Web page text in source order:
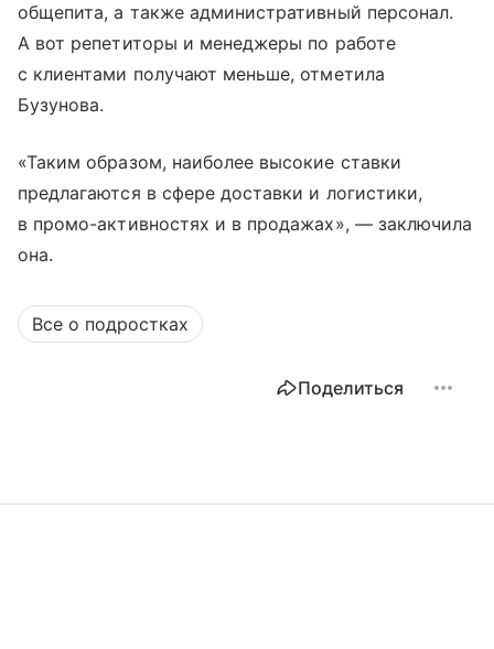
общепита, а также административный персонал.
А вот репетиторы и менеджеры по работе
с клиентами получают меньше, отметила
Бузунова.
«Таким образом, наиболее высокие ставки
предлагаются в сфере доставки и логистики,
в промо-активностях и в продажах», — заключила
она.
Все о подростках
Поделиться